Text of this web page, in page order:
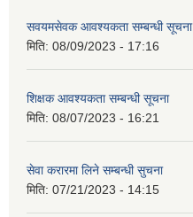
सवयमसेवक आवश्यकता सम्बन्धी सूचना
मिति: 08/09/2023 - 17:16
शिक्षक आवश्यकता सम्बन्धी सूचना
मिति: 08/07/2023 - 16:21
सेवा करारमा लिने सम्बन्धी सुचना
मिति: 07/21/2023 - 14:15